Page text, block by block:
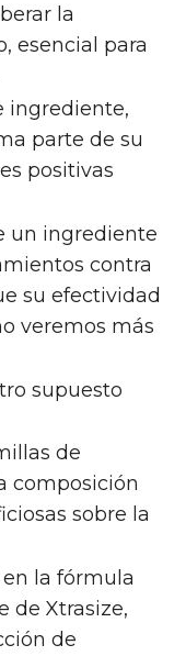
la
esencial para
ingrediente,
parte de su
positivas
un ingrediente
contra
su efectividad
veremos más
supuesto
de
composición
sobre la
la fórmula
de Xtrasize,
de